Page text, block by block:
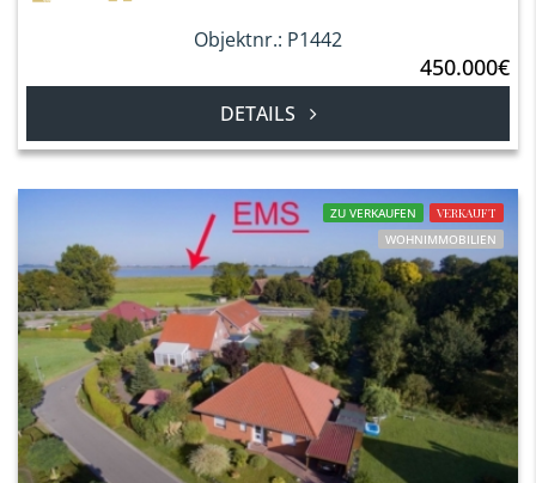
Objektnr.: P1442
450.000€
DETAILS
ZU VERKAUFEN
VERKAUFT
WOHNIMMOBILIEN